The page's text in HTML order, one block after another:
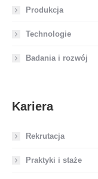
Produkcja
Technologie
Badania i rozwój
Kariera
Rekrutacja
Praktyki i staże